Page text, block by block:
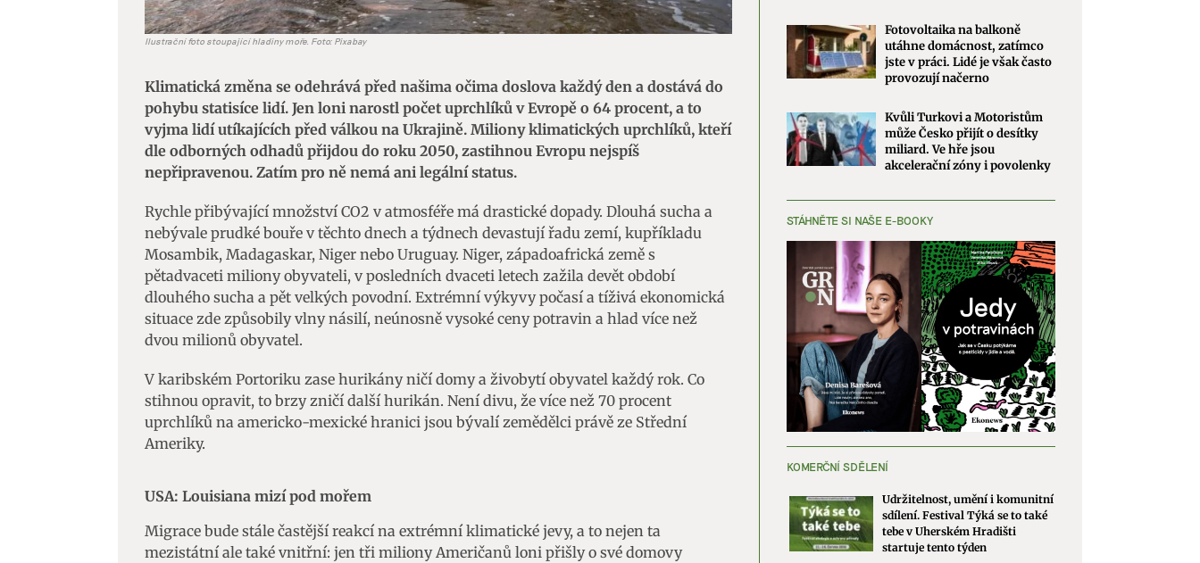
Ilustrační foto stoupající hladiny moře. Foto: Pixabay
Klimatická změna se odehrává před našima očima doslova každý den a dostává do
pohybu statisíce lidí. Jen loni narostl počet uprchlíků v Evropě o 64 procent, a to
vyjma lidí utíkajících před válkou na Ukrajině. Miliony klimatických uprchlíků, kteří
dle odborných odhadů přijdou do roku 2050, zastihnou Evropu nejspíš
nepřipravenou. Zatím pro ně nemá ani legální status.
Rychle přibývající množství CO2 v atmosféře má drastické dopady. Dlouhá sucha a
nebývale prudké bouře v těchto dnech a týdnech devastují řadu zemí, kupříkladu
Mosambik, Madagaskar, Niger nebo Uruguay. Niger, západoafrická země s
pětadvaceti miliony obyvateli, v posledních dvaceti letech zažila devět období
dlouhého sucha a pět velkých povodní. Extrémní výkyvy počasí a tíživá ekonomická
situace zde způsobily vlny násilí, neúnosně vysoké ceny potravin a hlad více než
dvou milionů obyvatel.
V karibském Portoriku zase hurikány ničí domy a živobytí obyvatel každý rok. Co
stihnou opravit, to brzy zničí další hurikán. Není divu, že více než 70 procent
uprchlíků na americko-mexické hranici jsou bývalí zemědělci právě ze Střední
Ameriky.
USA: Louisiana mizí pod mořem
Migrace bude stále častější reakcí na extrémní klimatické jevy, a to nejen ta
mezistátní ale také vnitřní: jen tři miliony Američanů loni přišly o své domovy
Fotovoltaika na balkoně
utáhne domácnost, zatímco
jste v práci. Lidé je však často
provozují načerno
Kvůli Turkovi a Motoristům
může Česko přijít o desítky
miliard. Ve hře jsou
akcelerační zóny i povolenky
STÁHNĚTE SI NAŠE E-BOOKY
KOMERČNÍ SDĚLENÍ
Udržitelnost, umění i komunitní
sdílení. Festival Týká se to také
tebe v Uherském Hradišti
startuje tento týden